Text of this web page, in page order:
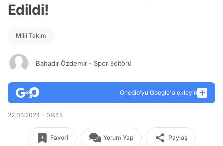
Edildi!
Milli Takım
Bahadır Özdemir - Spor Editörü
Onedio’yu Google'a ekleyin
22.03.2024 - 09:45
Favori Yorum Yap Paylaş